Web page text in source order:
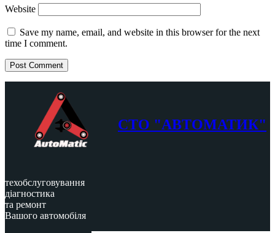
Website
Save my name, email, and website in this browser for the next
time I comment.
СТО "АВТОМАТИК"
техобслуговування
діагностика
та ремонт
Вашого автомобіля